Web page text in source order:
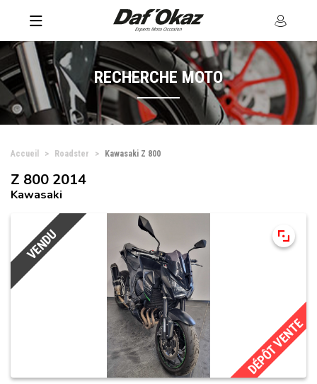
RECHERCHE MOTO
Accueil Roadster Kawasaki Z 800
VENDU
DÉPÔT VENTE
Z 800 2014
Kawasaki